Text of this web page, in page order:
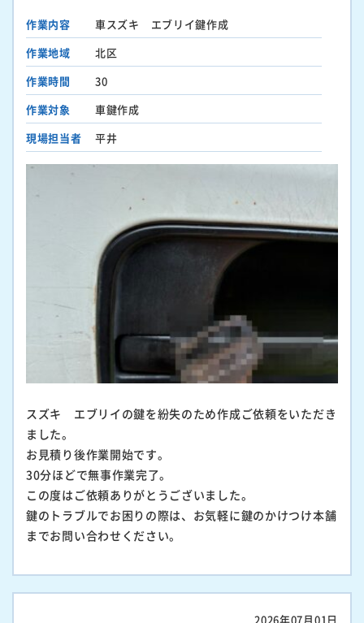
作業内容
車スズキ エブリイ鍵作成
作業地域
北区
作業時間
30
作業対象
車鍵作成
現場担当者
平井
スズキ エブリイの鍵を紛失のため作成ご依頼をいただき
ました。
お見積り後作業開始です。
30分ほどで無事作業完了。
この度はご依頼ありがとうございました。
鍵のトラブルでお困りの際は、お気軽に鍵のかけつけ本舗
までお問い合わせください。
2026年07月01日